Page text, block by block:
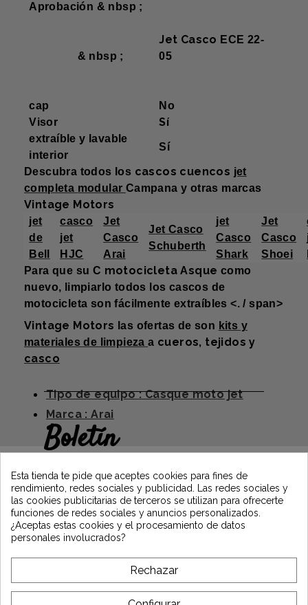
Aprobación & nbsp ;
& nbsp ;
Jet Casco ECE 22-
05
cap
No
Visor
Sí
extraíble y lavable
interior
Sí
Descubra todos los cascos cuencos jet
completa modular Campanay otras marcas
Vintage Motors
jet
de
Bell
casco
jet
HJC
Jet
Casco
Arai
Jet Casco
Schuberth
jet
Casco
Shark
Jet
Casco
Shoei
Para que su C motocicleta Asque como
nuevo, limpiarlo todos los cascos de
motocicleta son fácilmente extraíbles <. / span>
Vintage Motors las ofertas deson kits y
materiales de limpiezaa cueros, tejidos y
casco
Tipo de equipo : Casque moto jet
Marca : Arai
Boletín
suscribiéndose y manténgase informado
de las últimas noticias de Vintage Motors
*Dès 99€ d'achat. En vous abonnant à notre newsletter, vous reconnaissez
personnelles et vous l'acceptez.
A PROPÓSITO DE VINTAGE
Esta tienda te pide que aceptes cookies para fines de
rendimiento, redes sociales y publicidad. Las redes sociales y
las cookies publicitarias de terceros se utilizan para ofrecerte
funciones de redes sociales y anuncios personalizados.
¿Aceptas estas cookies y el procesamiento de datos
personales involucrados?
Rechazar